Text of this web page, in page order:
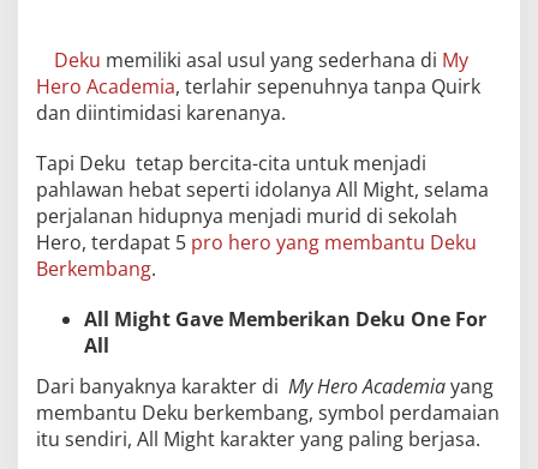
Deku memiliki asal usul yang sederhana di My
Hero Academia, terlahir sepenuhnya tanpa Quirk
dan diintimidasi karenanya.
Tapi Deku tetap bercita-cita untuk menjadi
pahlawan hebat seperti idolanya All Might, selama
perjalanan hidupnya menjadi murid di sekolah
Hero, terdapat 5 pro hero yang membantu Deku
Berkembang.
All Might Gave Memberikan Deku One For
All
Dari banyaknya karakter di My Hero Academiayang
membantu Deku berkembang, symbol perdamaian
itu sendiri, All Might karakter yang paling berjasa.